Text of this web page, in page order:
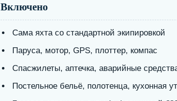
Включено
Сама яхта со стандартной экипировкой
Паруса, мотор, GPS, плоттер, компас
Спасжилеты, аптечка, аварийные
Постельное бельё, полотенца, кухонная